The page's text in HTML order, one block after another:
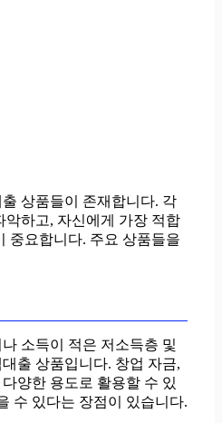
상품들이 존재합니다. 각
악하고, 자신에게 가장 적합
중요합니다. 주요 상품들을
소득이 적은 저소득층 및
출 상품입니다. 창업 자금,
양한 용도로 활용할 수 있
수 있다는 장점이 있습니다.